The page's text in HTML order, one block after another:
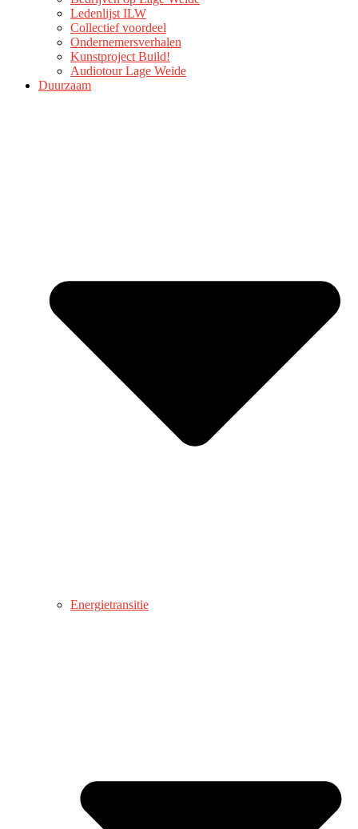
Ledenlijst ILW
Collectief voordeel
Ondernemersverhalen
Kunstproject Build!
Audiotour Lage Weide
Duurzaam
Energietransitie